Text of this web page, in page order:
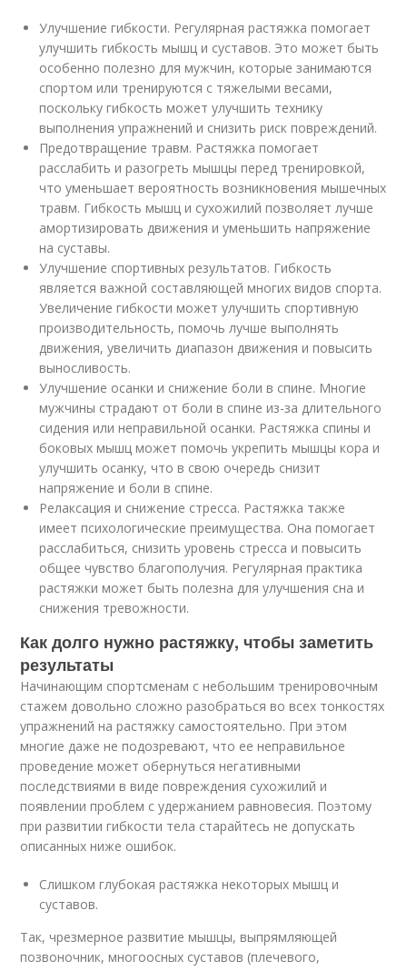
Улучшение гибкости. Регулярная растяжка помогает
улучшить гибкость мышц и суставов. Это может быть
особенно полезно для мужчин, которые занимаются
спортом или тренируются с тяжелыми весами,
поскольку гибкость может улучшить технику
выполнения упражнений и снизить риск повреждений.
Предотвращение травм. Растяжка помогает
расслабить и разогреть мышцы перед тренировкой,
что уменьшает вероятность возникновения мышечных
травм. Гибкость мышц и сухожилий позволяет лучше
амортизировать движения и уменьшить напряжение
на суставы.
Улучшение спортивных результатов. Гибкость
является важной составляющей многих видов спорта.
Увеличение гибкости может улучшить спортивную
производительность, помочь лучше выполнять
движения, увеличить диапазон движения и повысить
выносливость.
Улучшение осанки и снижение боли в спине. Многие
мужчины страдают от боли в спине из-за длительного
сидения или неправильной осанки. Растяжка спины и
боковых мышц может помочь укрепить мышцы кора и
улучшить осанку, что в свою очередь снизит
напряжение и боли в спине.
Релаксация и снижение стресса. Растяжка также
имеет психологические преимущества. Она помогает
расслабиться, снизить уровень стресса и повысить
общее чувство благополучия. Регулярная практика
растяжки может быть полезна для улучшения сна и
снижения тревожности.
Как долго нужно растяжку, чтобы заметить
результаты
Начинающим спортсменам с небольшим тренировочным
стажем довольно сложно разобраться во всех тонкостях
упражнений на растяжку самостоятельно. При этом
многие даже не подозревают, что ее неправильное
проведение может обернуться негативными
последствиями в виде повреждения сухожилий и
появлении проблем с удержанием равновесия. Поэтому
при развитии гибкости тела старайтесь не допускать
описанных ниже ошибок.
Слишком глубокая растяжка некоторых мышц и
суставов.
Так, чрезмерное развитие мышцы, выпрямляющей
позвоночник, многоосных суставов (плечевого,